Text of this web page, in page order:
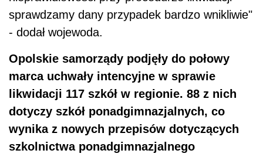
sprawdzamy dany przypadek bardzo wnikliwie"
- dodał wojewoda.
Opolskie samorządy podjęły do połowy
marca uchwały intencyjne w sprawie
likwidacji 117 szkół w regionie. 88 z nich
dotyczy szkół ponadgimnazjalnych, co
wynika z nowych przepisów dotyczących
szkolnictwa ponadgimnazjalnego